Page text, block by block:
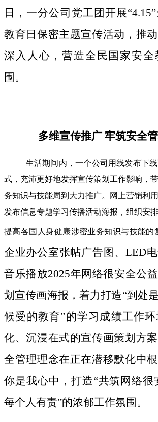
日，一分公司党工团开展
教育日保密主题宣传活动，推
深入人心，营造全民国家安全
围。
多维宣传推广 牢筑安全
生活期间内，一个公司用线发布下
式，充沛更好地发挥宣传策划工作影响，
务知识与技能周到大力推广。网上营销利
发布信息专题学习传播活动海报，组织安
提高各国人身健康涉密业务知识与技能的
企业办公室张帖广告图、LED
音乐播放2025年网络很安全公
划宣传画海报，着力打造“到处
候受的教育”的学习成绩工作
化、沉浸在式的宣传画策划方
全管理理念在正在潜移默化中
你是我心中，打造“共筑网络很
每个人有责”的浓郁工作氛围。